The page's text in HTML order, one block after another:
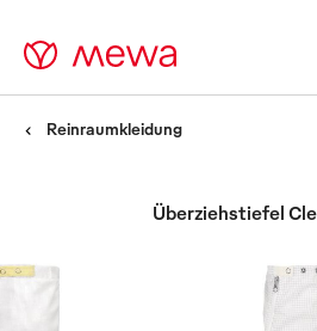
Reinraumkleidung
Überziehstiefel